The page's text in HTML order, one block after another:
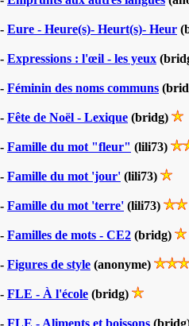
- Eure - Heure(s)- Heurt(s)- Heur
- Expressions : l'œil - les yeux
- Féminin des noms communs
- Fête de Noël - Lexique (bridg)
- Famille du mot "fleur" (lili73)
- Famille du mot 'jour' (lili73)
- Famille du mot 'terre' (lili73)
- Familles de mots - CE2 (bridg)
- Figures de style (anonyme)
- FLE - À l'école (bridg)
- FLE - Aliments et boissons